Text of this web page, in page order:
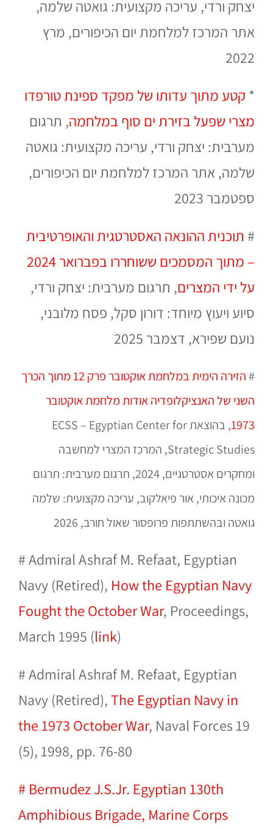
יצחק ורדי, עריכה מקצועית: גואטה שלמה,
אתר המרכז למלחמת יום הכיפורים, מרץ
2022
* קטע מתוך עדותו של מפקד ספינת טורפדו
מצרי שפעל בזירת ים סוף במלחמה, תרגום
מערבית: יצחק ורדי, עריכה מקצועית: גואטה
שלמה, אתר המרכז למלחמת יום הכיפורים,
ספטמבר 2023
# תוכנית ההונאה האסטרטגית והאופרטיבית
– מתוך המסמכים ששוחררו בפברואר 2024
על ידי המצרים, תרגום מערבית: יצחק ורדי,
סיוע ויעוץ מיוחד: דורון סקל, פסח מלובני,
נועם שפירא, דצמבר 2025
#
הזירה הימית במלחמת אוקטובר פרק 12 מתוך הכרך
השני של האנציקלופדיה אודות מלחמת אוקטובר
1973
, בהוצאת ECSS – Egyptian Center for
Strategic Studies, המרכז המצרי למחשבה
ומחקרים אסטרטגיים, 2024, תרגום מערבית: תרגום
מכונה איכותי, אור פיאלקוב, עריכה מקצועית: שלמה
גואטה ובהשתתפות פרופסור שאול חורב, 2026
#Admiral Ashraf M. Refaat, Egyptian
Navy (Retired), How the Egyptian Navy
Fought the October War, Proceedings,
March 1995 (link)
# Admiral Ashraf M. Refaat, Egyptian
Navy (Retired),The Egyptian Navy in
the 1973 October War, Naval Forces 19
(5), 1998, pp. 76-80
# Bermudez J.S.Jr. Egyptian 130th
Amphibious Brigade, Marine Corps